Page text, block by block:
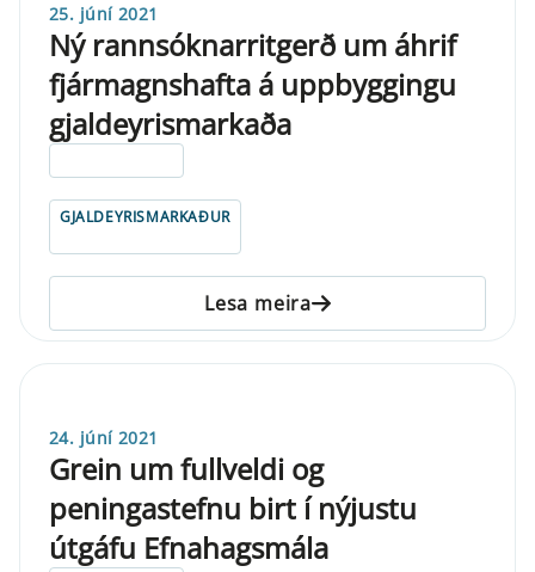
25. júní 2021
Ný rannsóknarritgerð um áhrif
fjármagnshafta á uppbyggingu
gjaldeyrismarkaða
GJALDEYRISMARKAÐUR
Lesa meira
24. júní 2021
Grein um fullveldi og
peningastefnu birt í nýjustu
útgáfu Efnahagsmála